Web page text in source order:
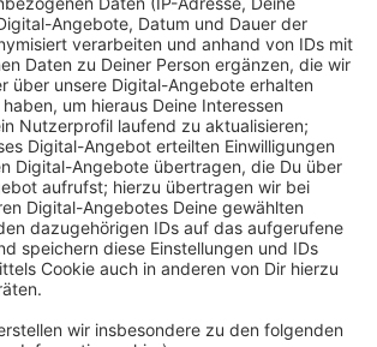
vor dem Abriss. Nach fünf Jahren
Projekt jetzt abgeschlossen. Das
22 Euro für 45 Minuten zu mieten. In
ab Mai stehen die Räume für
zur Verfügung.
Jan-Malte Minnerup in der